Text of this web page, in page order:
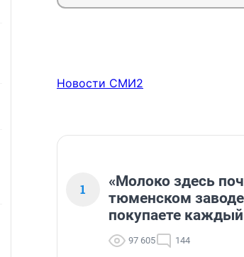
Новости СМИ2
1
«Молоко здесь
тюменском
покупаете
97 605 144